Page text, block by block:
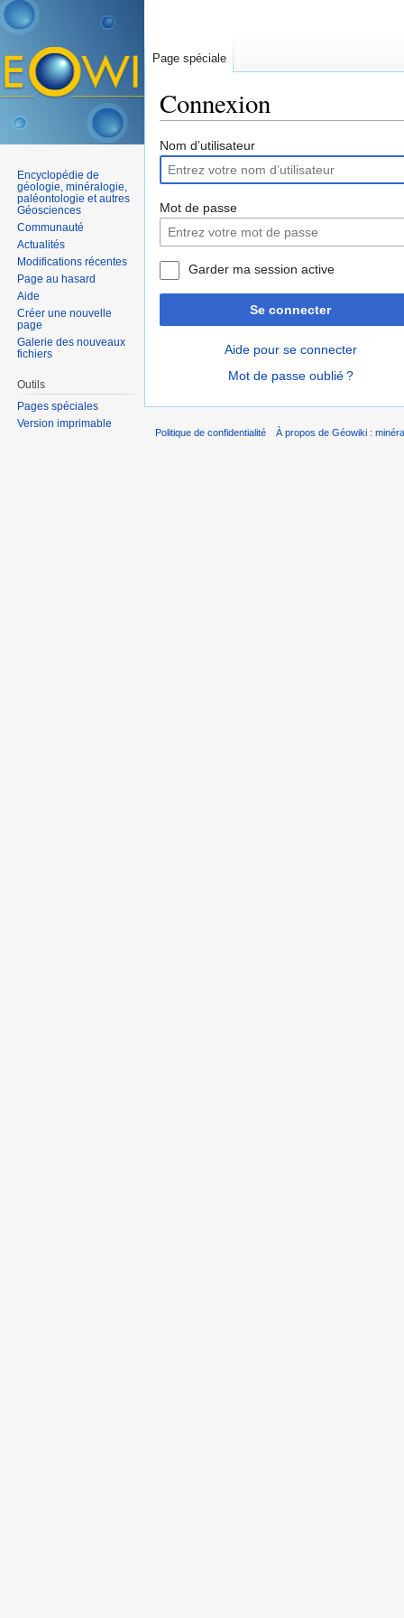
Connexion
Nom d’utilisateur
Mot de passe
Garder ma session active
Se connecter
Aide pour se connecter
Mot de passe oublié ?
Page spéciale
Encyclopédie de
géologie, minéralogie,
paléontologie et autres
Géosciences
Communauté
Actualités
Modifications récentes
Page au hasard
Aide
Créer une nouvelle
page
Galerie des nouveaux
fichiers
Outils
Pages spéciales
Version imprimable
Politique de confidentialité À propos de Géowiki :